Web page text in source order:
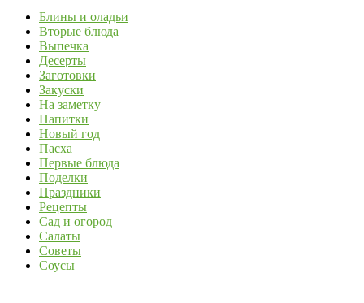
Блины и оладьи
Вторые блюда
Выпечка
Десерты
Заготовки
Закуски
На заметку
Напитки
Новый год
Пасха
Первые блюда
Поделки
Праздники
Рецепты
Сад и огород
Салаты
Советы
Соусы